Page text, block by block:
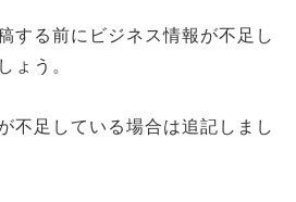
する前にビジネス情報が不足し
ょう。
不足している場合は追記しまし